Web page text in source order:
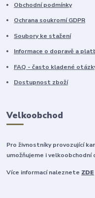
Obchodní podmínky
Ochrana soukromí GDPR
Soubory ke stažení
Informace o dopravě a
FAQ - často kladené
Dostupnost zboží
Velkoobchod
Pro živnostníky provozující
umožňujeme i velkoobchodní
Více informací naleznete ZDE